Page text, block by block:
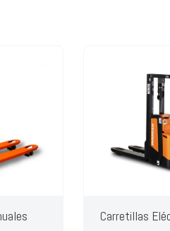
Carretillas